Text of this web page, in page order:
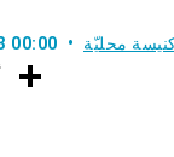
00:00 محليّة
w